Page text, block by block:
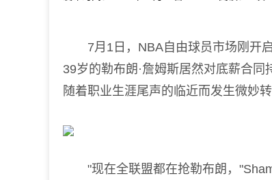
7月1日，NBA自由球员市场刚开
39岁的勒布朗·詹姆斯居然对底薪合
随着职业生涯尾声的临近而发生微妙转
"现在全联盟都在抢勒布朗，